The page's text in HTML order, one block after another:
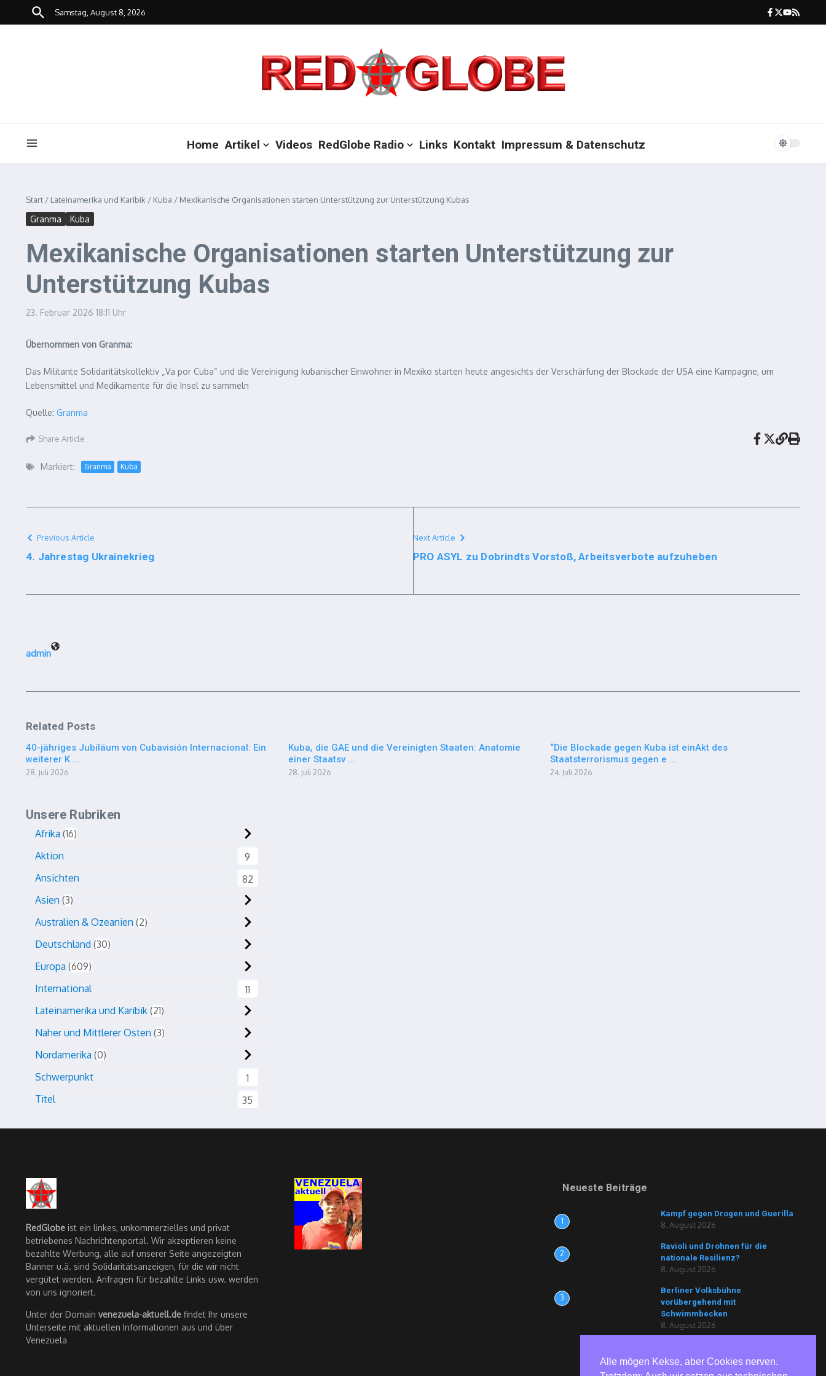
Zum Inhalt springen
Samstag, August 8, 2026
Home Artikel Videos RedGlobe Radio Links Kontakt Impressum & Datenschutz
Start / Lateinamerika und Karibik / Kuba / Mexikanische Organisationen starten Unterstützung zur Unterstützung Kubas
Granma Kuba
Mexikanische Organisationen starten Unterstützung zur
Unterstützung Kubas
23. Februar 2026 18:11 Uhr
Übernommen von Granma:
Das Militante Solidaritätskollektiv „Va por Cuba“ und die Vereinigung kubanischer Einwohner in Mexiko starten heute angesichts der Verschärfung der Blockade der USA eine Kampagne, um
Lebensmittel und Medikamente für die Insel zu sammeln
Quelle: Granma
Share Article
Markiert: Granma Kuba
Previous Article
4. Jahrestag Ukrainekrieg
Next Article
PRO ASYL zu Dobrindts Vorstoß, Arbeitsverbote aufzuheben
admin
Related Posts
40-jähriges Jubiläum von Cubavisión Internacional: Ein
weiterer K ...
28. Juli 2026
Kuba, die GAE und die Vereinigten Staaten: Anatomie
einer Staatsv ...
28. Juli 2026
“Die Blockade gegen Kuba ist einAkt des
Staatsterrorismus gegen e ...
24. Juli 2026
Unsere Rubriken
Afrika 16
Aktion
9
Ansichten
82
Asien 3
Australien & Ozeanien 2
Deutschland 30
Europa 609
International
11
Lateinamerika und Karibik 21
Naher und Mittlerer Osten 3
Nordamerika 0
Schwerpunkt
1
Titel
35
RedGlobe ist ein linkes, unkommerzielles und privat
betriebenes Nachrichtenportal. Wir akzeptieren keine
bezahlte Werbung, alle auf unserer Seite angezeigten
Banner u.ä. sind Solidaritätsanzeigen, für die wir nicht
vergütet werden. Anfragen für bezahlte Links usw. werden
von uns ignoriert.
Unter der Domain venezuela-aktuell.de findet Ihr unsere
Unterseite mit aktuellen Informationen aus und über
Venezuela
Neueste Beiträge
1
Kampf gegen Drogen und Guerilla
8. August 2026
2
Ravioli und Drohnen für die
nationale Resilienz?
8. August 2026
3
Berliner Volksbühne
vorübergehend mit
Schwimmbecken
8. August 2026
Alle mögen Kekse, aber Cookies nerven.